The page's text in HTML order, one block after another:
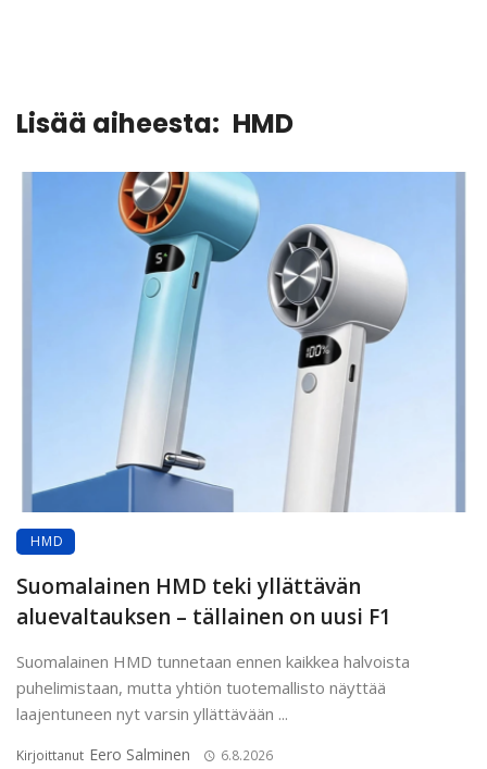
Lisää aiheesta: HMD
HMD
Suomalainen HMD teki yllättävän
aluevaltauksen – tällainen on uusi F1
Suomalainen HMD tunnetaan ennen kaikkea halvoista
puhelimistaan, mutta yhtiön tuotemallisto näyttää
laajentuneen nyt varsin yllättävään ...
Kirjoittanut Eero Salminen 6.8.2026